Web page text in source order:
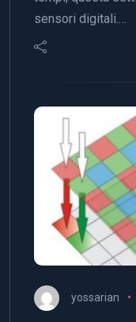
sensori digitali.…
yossarian